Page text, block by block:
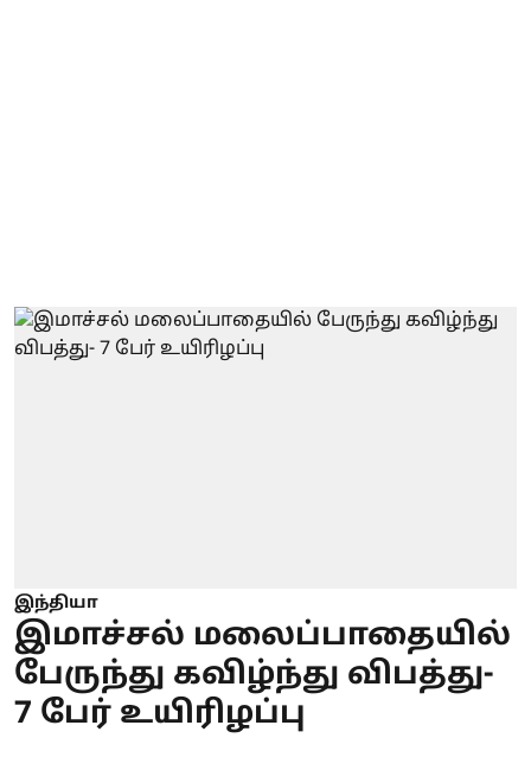
இந்தியா
இமாச்சல் மலைப்பாதையில்
பேருந்து கவிழ்ந்து விபத்து-
7 பேர் உயிரிழப்பு